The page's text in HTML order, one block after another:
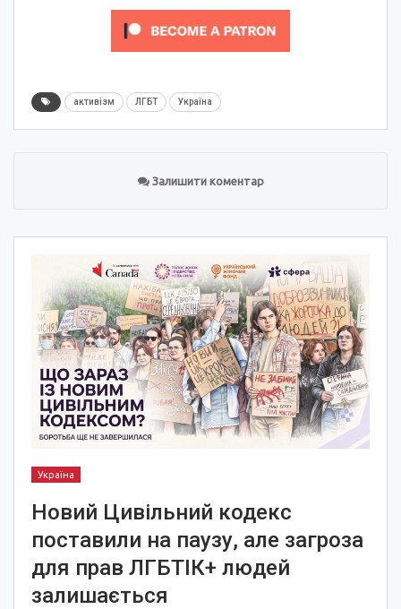
активізм ЛГБТ Україна
Залишити коментар
Україна
Новий Цивільний кодекс
поставили на паузу, але загроза
для прав ЛГБТІК+ людей
залишається